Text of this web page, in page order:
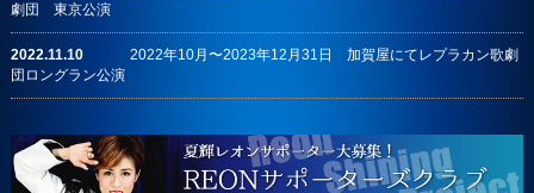
劇団 東京公演
2022.11.10
2022年10月〜2023年12月31日 加賀屋にてレプラカン歌劇
団ロングラン公演